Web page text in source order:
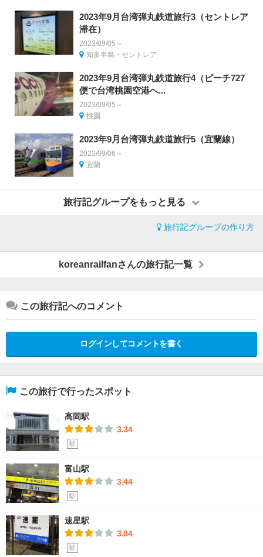
2023年9月台湾弾丸鉄道旅行3（セントレア
滞在）
2023/09/05～
知多半島・セントレア
2023年9月台湾弾丸鉄道旅行4（ピーチ727
便で台湾桃園空港へ...
2023/09/05～
桃園
2023年9月台湾弾丸鉄道旅行5（宜蘭線）
2023/09/06～
宜蘭
旅行記グループをもっと見る
旅行記グループの作り方
koreanrailfanさんの旅行記一覧
この旅行記へのコメント
ログインしてコメントを書く
この旅行で行ったスポット
高岡駅
3.34
駅
富山駅
3.44
駅
速星駅
3.04
駅